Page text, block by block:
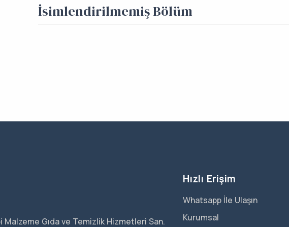
İsimlendirilmemiş Bölüm
Malzeme Gıda ve Temizlik Hizmetleri San.
Hızlı Erişim
Whatsapp İle Ulaşın
Kurumsal